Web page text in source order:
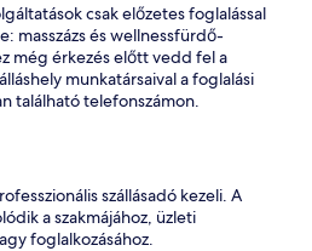
csak előzetes foglalással
masszázs és wellnessfürdő-
még érkezés előtt vedd fel a
munkatársaival a foglalási
található telefonszámon.
szállásadó kezeli. A
a szakmájához, üzleti
foglalkozásához.